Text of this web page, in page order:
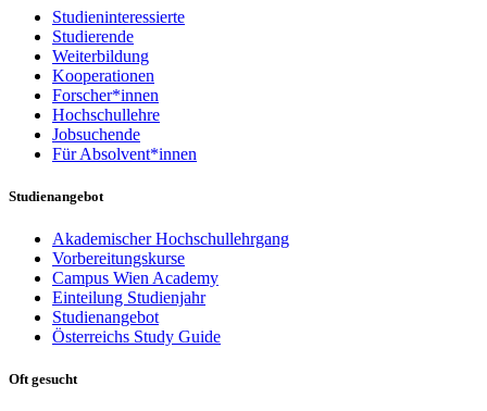
Studieninteressierte
Studierende
Weiterbildung
Kooperationen
Forscher*innen
Hochschullehre
Jobsuchende
Für Absolvent*innen
Studienangebot
Akademischer Hochschullehrgang
Vorbereitungskurse
Campus Wien Academy
Einteilung Studienjahr
Studienangebot
Österreichs Study Guide
Oft gesucht